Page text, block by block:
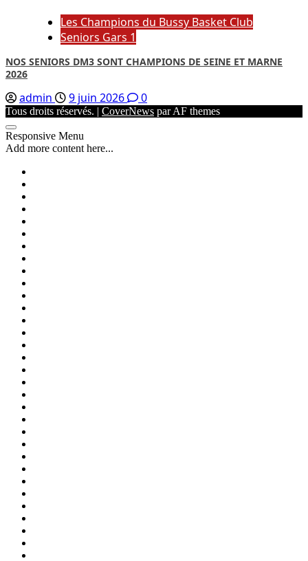
Les Champions du Bussy Basket Club
Seniors Gars 1
NOS SENIORS DM3 SONT CHAMPIONS DE SEINE ET MARNE
2026
admin 9 juin 2026 0
Tous droits réservés. | CoverNews par AF themes
Responsive Menu
Add more content here...